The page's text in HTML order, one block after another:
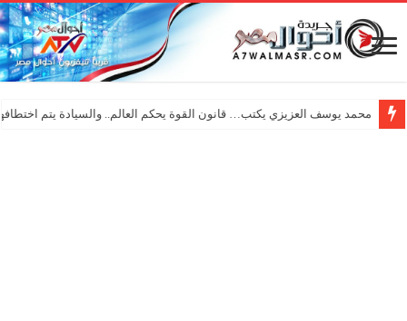
حسام حسني يشعل المسرح الروماني …ونجوم التسعينات يعيدون ذكريات
محمد يوسف العزيزي يكتب… قانون القوة يحكم العالم.. والسيادة يتم